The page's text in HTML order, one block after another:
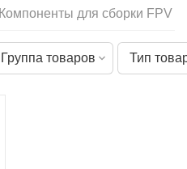
Компоненты для сборки FPV
Группа товаров Тип